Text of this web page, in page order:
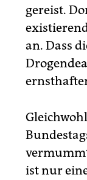
gereist.
an. Dass
ist nur